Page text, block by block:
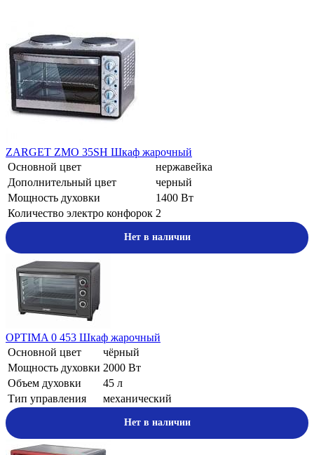
ZARGET ZMO 35SH Шкаф жарочный
Основной цвет
нержавейка
Дополнительный цвет
черный
Мощность духовки
1400 Вт
Количество электро конфорок 2
Нет в наличии
OPTIMA 0 453 Шкаф жарочный
Основной цвет
чёрный
Мощность духовки 2000 Вт
Объем духовки
45 л
Тип управления
механический
Нет в наличии